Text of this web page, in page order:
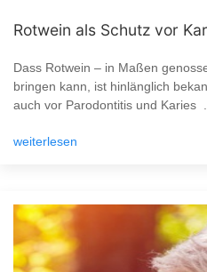
Rotwein als Schutz vor
Dass Rotwein – in Maßen
bringen kann, ist hinlänglich
auch vor Parodontitis und Karies
weiterlesen